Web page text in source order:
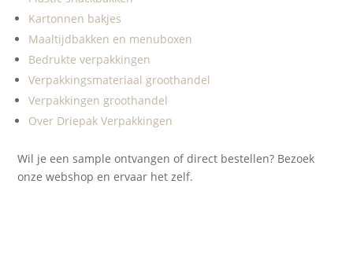
Kartonnen bakjes
Maaltijdbakken en menuboxen
Bedrukte verpakkingen
Verpakkingsmateriaal groothandel
Verpakkingen groothandel
Over Driepak Verpakkingen
Wil je een sample ontvangen of direct bestellen? Bezoek
onze webshop en ervaar het zelf.